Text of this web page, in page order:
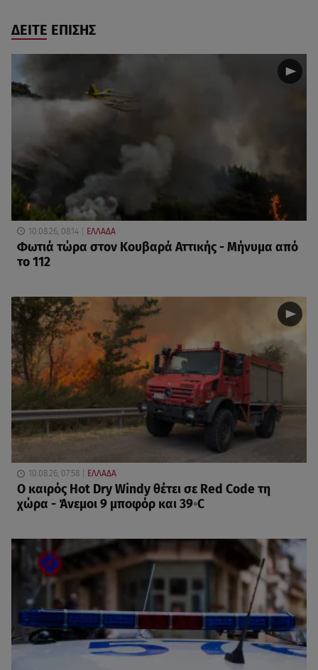
ΔΕΙΤΕ ΕΠΙΣΗΣ
10.08.26, 08:14 ΕΛΛΑΔΑ
Φωτιά τώρα στον Κουβαρά Αττικής - Μήνυμα από
το 112
10.08.26, 07:58 ΕΛΛΑΔΑ
Ο καιρός Hot Dry Windy θέτει σε Red Code τη
χώρα - Άνεμοι 9 μποφόρ και 39◦C